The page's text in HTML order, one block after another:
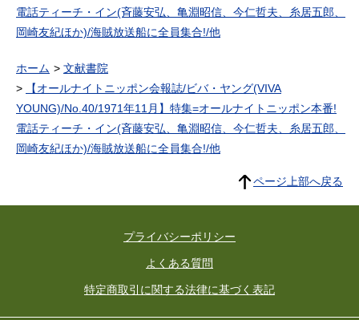
電話ティーチ・イン(斉藤安弘、亀淵昭信、今仁哲夫、糸居五郎、
岡崎友紀ほか)/海賊放送船に全員集合!/他
ホーム
文献書院
【オールナイトニッポン会報誌/ビバ・ヤング(VIVA
YOUNG)/No.40/1971年11月】特集=オールナイトニッポン本番!
電話ティーチ・イン(斉藤安弘、亀淵昭信、今仁哲夫、糸居五郎、
岡崎友紀ほか)/海賊放送船に全員集合!/他
ページ上部へ戻る
プライバシーポリシー
よくある質問
特定商取引に関する法律に基づく表記